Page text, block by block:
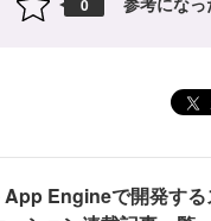
0
Engineで開発する